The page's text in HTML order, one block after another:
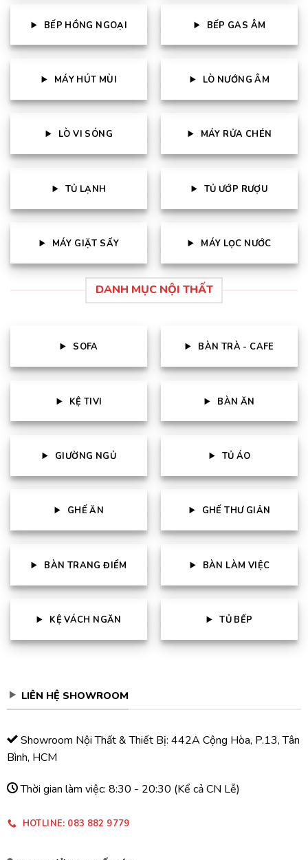
BẾP HỒNG NGOẠI BẾP GAS ÂM
MÁY HÚT MÙI LÒ NƯỚNG ÂM
LÒ VI SÓNG MÁY RỬA CHÉN
TỦ LẠNH TỦ ƯỚP RƯỢU
MÁY GIẶT SẤY MÁY LỌC NƯỚC
DANH MỤC NỘI THẤT
SOFA BÀN TRÀ - CAFE
KỆ TIVI BÀN ĂN
GIƯỜNG NGỦ TỦ ÁO
GHẾ ĂN GHẾ THƯ GIẢN
BÀN TRANG ĐIỂM BÀN LÀM VIỆC
KỆ VÁCH NGĂN TỦ BẾP
LIÊN HỆ SHOWROOM
Showroom Nội Thất & Thiết Bị: 442A Cộng Hòa, P.13, Tân
Bình, HCM
Thời gian làm việc: 8:30 - 20:30 (Kể cả CN Lễ)
HOTLINE: 083 882 9779